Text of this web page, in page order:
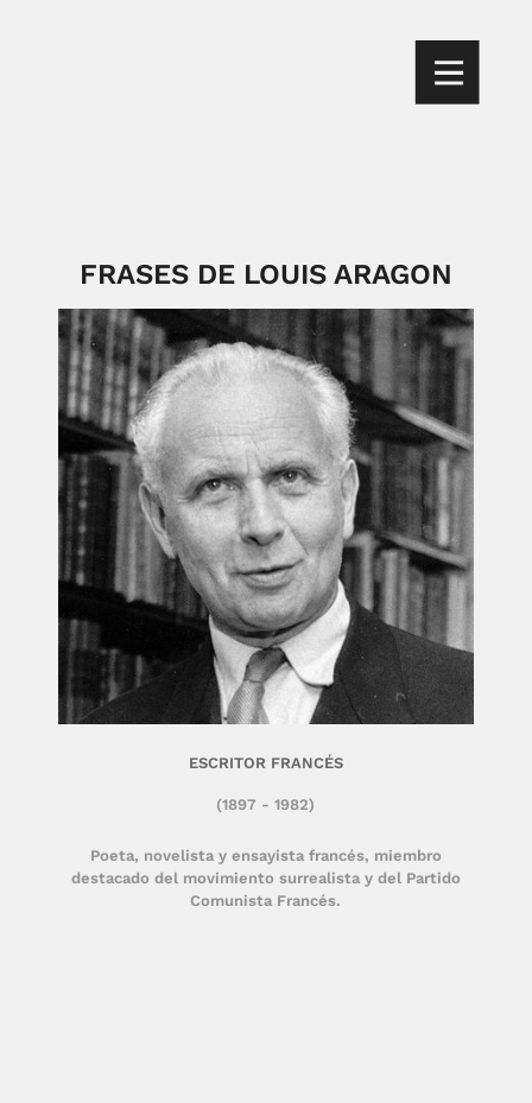
FRASES DE LOUIS ARAGON
Poeta, novelista y ensayista francés, miembro
destacado del movimiento surrealista y del Partido
Comunista Francés.
(1897 - 1982)
ESCRITOR FRANCÉS